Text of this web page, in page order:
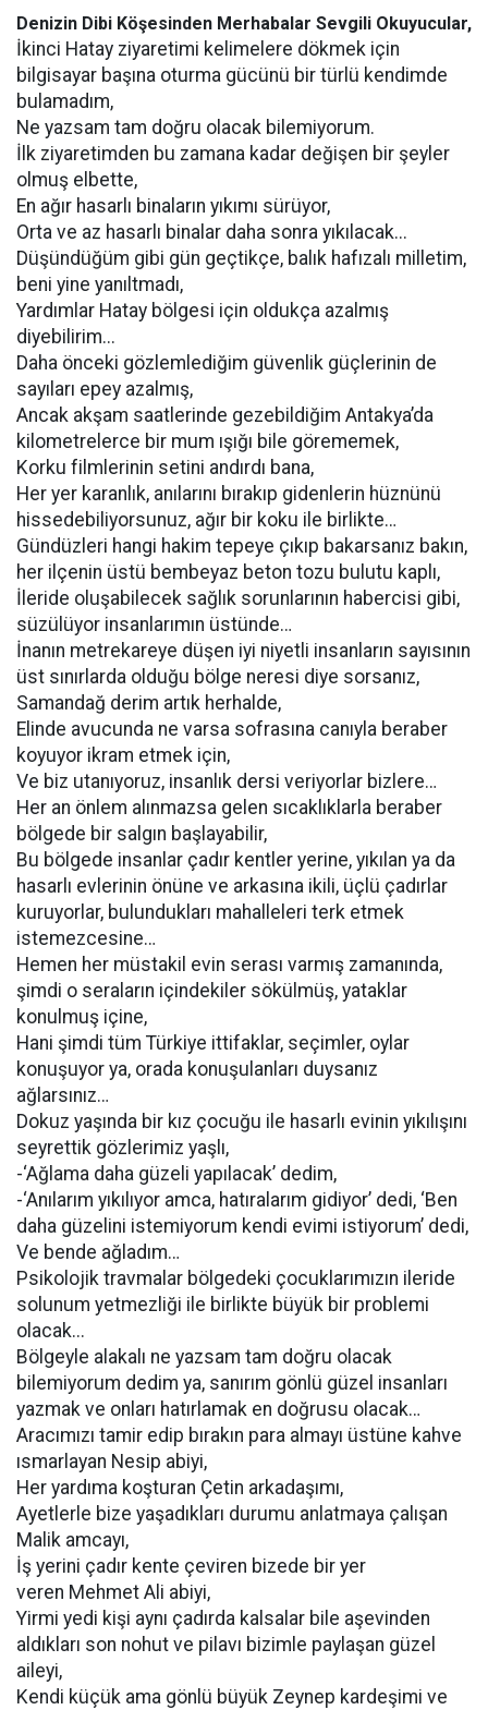
Denizin Dibi Köşesinden Merhabalar Sevgili Okuyucular,
İkinci Hatay ziyaretimi kelimelere dökmek için
bilgisayar başına oturma gücünü bir türlü kendimde
bulamadım,
Ne yazsam tam doğru olacak bilemiyorum.
İlk ziyaretimden bu zamana kadar değişen bir şeyler
olmuş elbette,
En ağır hasarlı binaların yıkımı sürüyor,
Orta ve az hasarlı binalar daha sonra yıkılacak...
Düşündüğüm gibi gün geçtikçe, balık hafızalı milletim,
beni yine yanıltmadı,
Yardımlar Hatay bölgesi için oldukça azalmış
diyebilirim...
Daha önceki gözlemlediğim güvenlik güçlerinin de
sayıları epey azalmış,
Ancak akşam saatlerinde gezebildiğim Antakya’da
kilometrelerce bir mum ışığı bile görememek,
Korku filmlerinin setini andırdı bana,
Her yer karanlık, anılarını bırakıp gidenlerin hüznünü
hissedebiliyorsunuz, ağır bir koku ile birlikte…
Gündüzleri hangi hakim tepeye çıkıp bakarsanız bakın,
her ilçenin üstü bembeyaz beton tozu bulutu kaplı,
İleride oluşabilecek sağlık sorunlarının habercisi gibi,
süzülüyor insanlarımın üstünde…
İnanın metrekareye düşen iyi niyetli insanların sayısının
üst sınırlarda olduğu bölge neresi diye sorsanız,
Samandağ derim artık herhalde,
Elinde avucunda ne varsa sofrasına canıyla beraber
koyuyor ikram etmek için,
Ve biz utanıyoruz, insanlık dersi veriyorlar bizlere…
Her an önlem alınmazsa gelen sıcaklıklarla beraber
bölgede bir salgın başlayabilir,
Bu bölgede insanlar çadır kentler yerine, yıkılan ya da
hasarlı evlerinin önüne ve arkasına ikili, üçlü çadırlar
kuruyorlar, bulundukları mahalleleri terk etmek
istemezcesine…
Hemen her müstakil evin serası varmış zamanında,
şimdi o seraların içindekiler sökülmüş, yataklar
konulmuş içine,
Hani şimdi tüm Türkiye ittifaklar, seçimler, oylar
konuşuyor ya, orada konuşulanları duysanız
ağlarsınız…
Dokuz yaşında bir kız çocuğu ile hasarlı evinin yıkılışını
seyrettik gözlerimiz yaşlı,
-‘Ağlama daha güzeli yapılacak’ dedim,
-‘Anılarım yıkılıyor amca, hatıralarım gidiyor’ dedi, ‘Ben
daha güzelini istemiyorum kendi evimi istiyorum’ dedi,
Ve bende ağladım…
Psikolojik travmalar bölgedeki çocuklarımızın ileride
solunum yetmezliği ile birlikte büyük bir problemi
olacak...
Bölgeyle alakalı ne yazsam tam doğru olacak
bilemiyorum dedim ya, sanırım gönlü güzel insanları
yazmak ve onları hatırlamak en doğrusu olacak…
Aracımızı tamir edip bırakın para almayı üstüne kahve
ısmarlayan Nesip abiyi,
Her yardıma koşturan Çetin arkadaşımı,
Ayetlerle bize yaşadıkları durumu anlatmaya çalışan
Malik amcayı,
İş yerini çadır kente çeviren bizede bir yer
veren Mehmet Ali abiyi,
Yirmi yedi kişi aynı çadırda kalsalar bile aşevinden
aldıkları son nohut ve pilavı bizimle paylaşan güzel
aileyi,
Kendi küçük ama gönlü büyük Zeynep kardeşimi ve